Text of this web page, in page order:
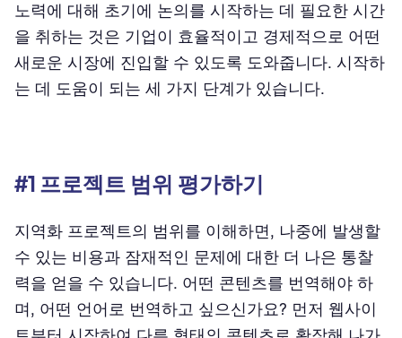
노력에 대해 초기에 논의를 시작하는 데 필요한 시간
을 취하는 것은 기업이 효율적이고 경제적으로 어떤
새로운 시장에 진입할 수 있도록 도와줍니다. 시작하
는 데 도움이 되는 세 가지 단계가 있습니다.
#1 프로젝트 범위 평가하기
지역화 프로젝트의 범위를 이해하면, 나중에 발생할
수 있는 비용과 잠재적인 문제에 대한 더 나은 통찰
력을 얻을 수 있습니다. 어떤 콘텐츠를 번역해야 하
며, 어떤 언어로 번역하고 싶으신가요? 먼저 웹사이